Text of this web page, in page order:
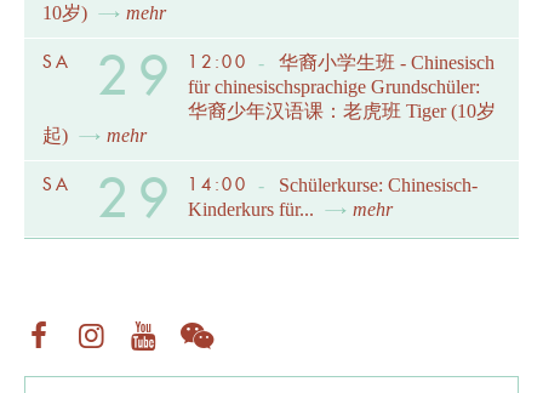
10岁)
mehr
SA 29 12:00 -
华裔小学生班 - Chinesisch
für chinesischsprachige Grundschüler:
华裔少年汉语课：老虎班 Tiger (10岁
起)
mehr
SA 29 14:00 -
Schülerkurse: Chinesisch-
Kinderkurs für...
mehr